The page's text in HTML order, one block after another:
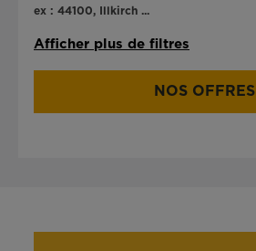
ex : 44100, Illkirch ...
Afficher plus de filtres
NOS OFFRES